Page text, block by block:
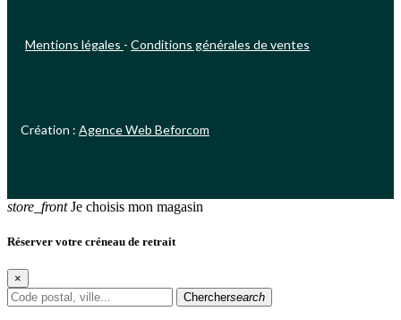
Mentions légales - Conditions générales de ventes
Création : Agence Web Beforcom
store_front Je choisis mon magasin
Réserver votre créneau de retrait
×
Cherchersearch